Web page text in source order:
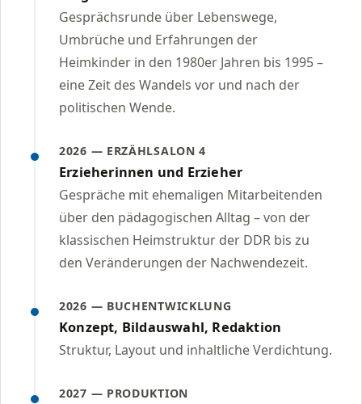
Gesprächsrunde über Lebenswege,
Umbrüche und Erfahrungen der
Heimkinder in den 1980er Jahren bis 1995 –
eine Zeit des Wandels vor und nach der
politischen Wende.
2026 — ERZÄHLSALON 4
Erzieherinnen und Erzieher
Gespräche mit ehemaligen Mitarbeitenden
über den pädagogischen Alltag – von der
klassischen Heimstruktur der DDR bis zu
den Veränderungen der Nachwendezeit.
2026 — BUCHENTWICKLUNG
Konzept, Bildauswahl, Redaktion
Struktur, Layout und inhaltliche Verdichtung.
2027 — PRODUKTION